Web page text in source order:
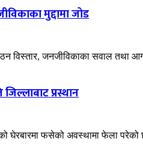
मुद्दामा जोड
विस्तार, जनजीविकाका सवाल तथा
प्रस्थान
घेरबारमा फसेको अवस्थामा फेला